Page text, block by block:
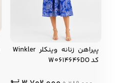
پیراهن زنانه وینکلر Winkler
کد W0614646DO